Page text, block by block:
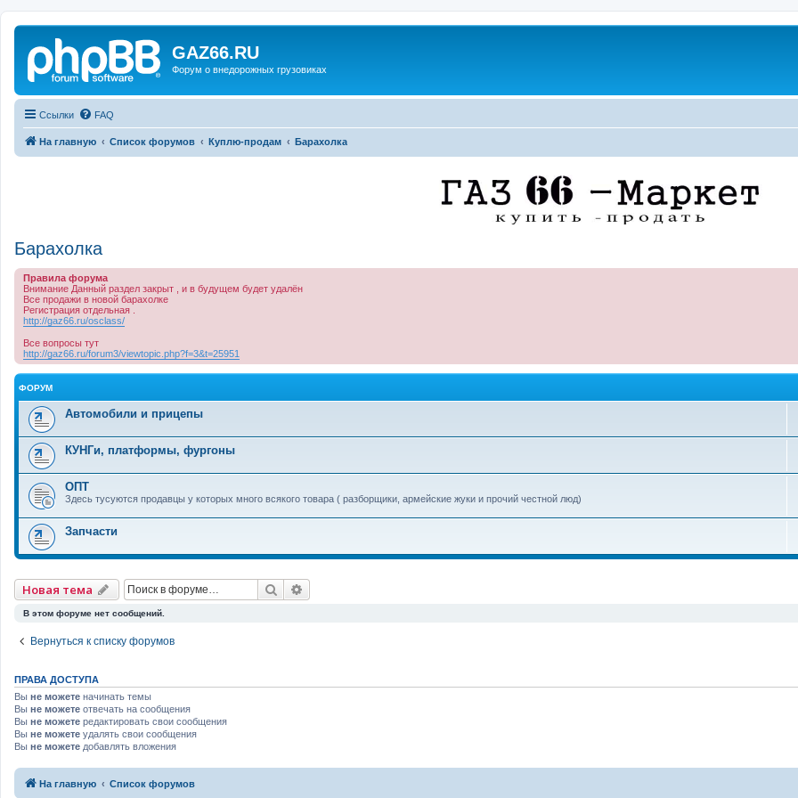
GAZ66.RU
Форум о внедорожных грузовиках
Ссылки FAQ
На главную Список форумов Куплю-продам Барахолка
Барахолка
Правила форума
Внимание Данный раздел закрыт , и в будущем будет удалён
Все продажи в новой барахолке
Регистрация отдельная .
http://gaz66.ru/osclass/
Все вопросы тут
http://gaz66.ru/forum3/viewtopic.php?f=3&t=25951
ФОРУМ
Автомобили и прицепы
КУНГи, платформы, фургоны
ОПТ
Здесь тусуются продавцы у которых много всякого товара ( разборщики, армейские жуки и прочий честной люд)
Запчасти
Новая тема Поиск
В этом форуме нет сообщений.
Вернуться к списку форумов
ПРАВА ДОСТУПА
Вы не можете начинать темы
Вы не можете отвечать на сообщения
Вы не можете редактировать свои сообщения
Вы не можете удалять свои сообщения
Вы не можете добавлять вложения
На главную Список форумов